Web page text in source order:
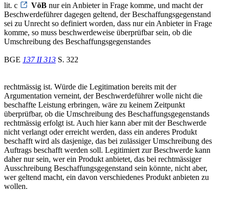
lit. c
VöB nur ein Anbieter in Frage komme, und macht der
Beschwerdeführer dagegen geltend, der Beschaffungsgegenstand
sei zu Unrecht so definiert worden, dass nur ein Anbieter in Frage
komme, so muss beschwerdeweise überprüfbar sein, ob die
Umschreibung des Beschaffungsgegenstandes
BGE 137 II 313 S. 322
rechtmässig ist. Würde die Legitimation bereits mit der
Argumentation verneint, der Beschwerdeführer wolle nicht die
beschaffte Leistung erbringen, wäre zu keinem Zeitpunkt
überprüfbar, ob die Umschreibung des Beschaffungsgegenstands
rechtmässig erfolgt ist. Auch hier kann aber mit der Beschwerde
nicht verlangt oder erreicht werden, dass ein anderes Produkt
beschafft wird als dasjenige, das bei zulässiger Umschreibung des
Auftrags beschafft werden soll. Legitimiert zur Beschwerde kann
daher nur sein, wer ein Produkt anbietet, das bei rechtmässiger
Ausschreibung Beschaffungsgegenstand sein könnte, nicht aber,
wer geltend macht, ein davon verschiedenes Produkt anbieten zu
wollen.